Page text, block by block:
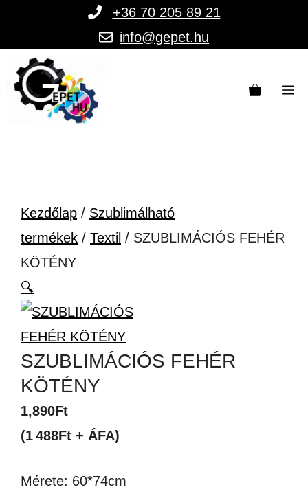
tartalomba
+36 70 205 89 21
info@gepet.hu
Kezdőlap / Szublimálható
termékek / Textil / SZUBLIMÁCIÓS FEHÉR
KÖTÉNY
🔍
SZUBLIMÁCIÓS FEHÉR
KÖTÉNY
1,890Ft
(1 488Ft + ÁFA)
Mérete: 60*74cm